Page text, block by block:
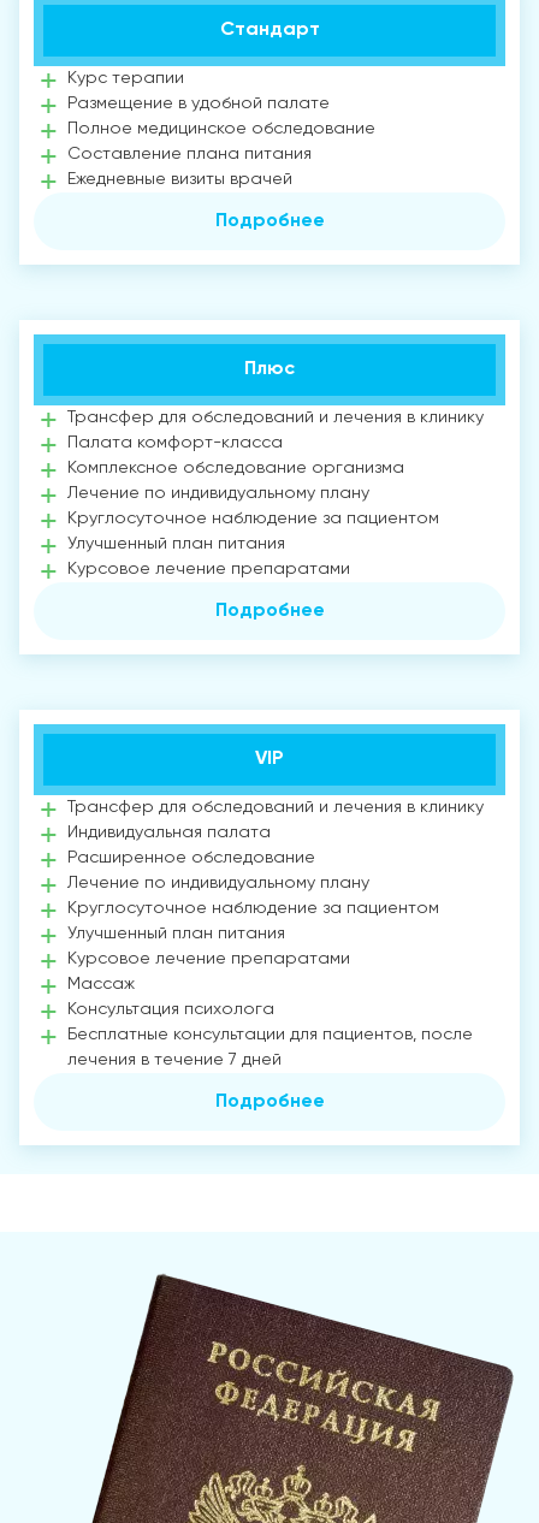
Стандарт
Курс терапии
Размещение в удобной палате
Полное медицинское обследование
Составление плана питания
Ежедневные визиты врачей
Подробнее
Плюс
Трансфер для обследований и лечения в клинику
Палата комфорт-класса
Комплексное обследование организма
Лечение по индивидуальному плану
Круглосуточное наблюдение за пациентом
Улучшенный план питания
Курсовое лечение препаратами
Подробнее
VIP
Трансфер для обследований и лечения в клинику
Индивидуальная палата
Расширенное обследование
Лечение по индивидуальному плану
Круглосуточное наблюдение за пациентом
Улучшенный план питания
Курсовое лечение препаратами
Массаж
Консультация психолога
Бесплатные консультации для пациентов, после
лечения в течение 7 дней
Подробнее